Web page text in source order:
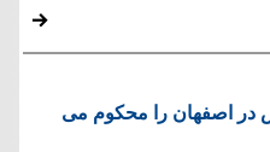
در اصفهان را محکوم می